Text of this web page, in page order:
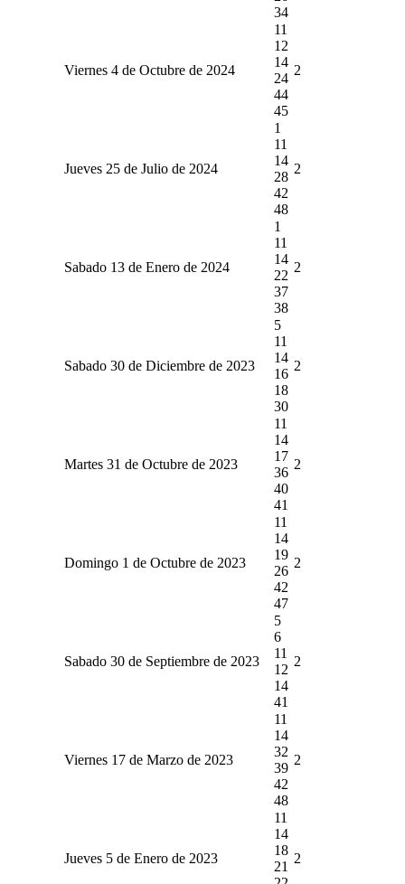
34
Viernes 4 de Octubre de 2024
11
12
14
24
44
45
2
Jueves 25 de Julio de 2024
1
11
14
28
42
48
2
Sabado 13 de Enero de 2024
1
11
14
22
37
38
2
Sabado 30 de Diciembre de 2023
5
11
14
16
18
30
2
Martes 31 de Octubre de 2023
11
14
17
36
40
41
2
Domingo 1 de Octubre de 2023
11
14
19
26
42
47
2
Sabado 30 de Septiembre de 2023
5
6
11
12
14
41
2
Viernes 17 de Marzo de 2023
11
14
32
39
42
48
2
Jueves 5 de Enero de 2023
11
14
18
21
2